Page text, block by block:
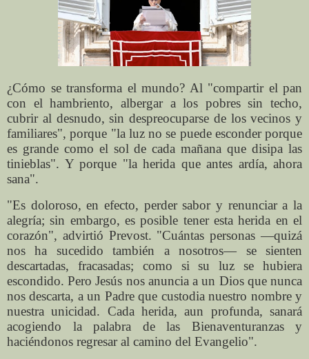
¿Cómo se transforma el mundo? Al "compartir el pan
con el hambriento, albergar a los pobres sin techo,
cubrir al desnudo, sin despreocuparse de los vecinos y
familiares", porque "la luz no se puede esconder porque
es grande como el sol de cada mañana que disipa las
tinieblas". Y porque "la herida que antes ardía, ahora
sana".
"Es doloroso, en efecto, perder sabor y renunciar a la
alegría; sin embargo, es posible tener esta herida en el
corazón", advirtió Prevost. "Cuántas personas —quizá
nos ha sucedido también a nosotros— se sienten
descartadas, fracasadas; como si su luz se hubiera
escondido. Pero Jesús nos anuncia a un Dios que nunca
nos descarta, a un Padre que custodia nuestro nombre y
nuestra unicidad. Cada herida, aun profunda, sanará
acogiendo la palabra de las Bienaventuranzas y
haciéndonos regresar al camino del Evangelio".